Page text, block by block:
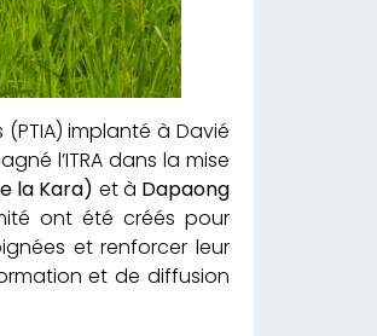
implanté à Davié
l’ITRA dans la mise
la Kara) et à Dapaong
ont été créés pour
et renforcer leur
et de diffusion